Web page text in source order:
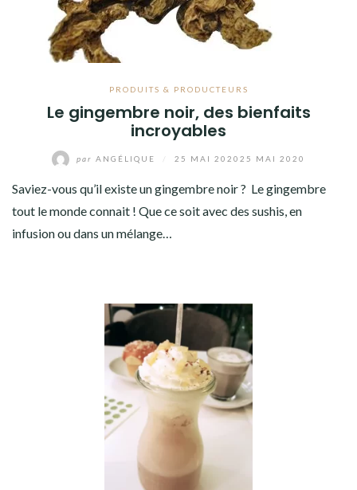
PRODUITS & PRODUCTEURS
Le gingembre noir, des bienfaits
incroyables
par ANGÉLIQUE 25 MAI 2020 25 MAI 2020
Saviez-vous qu’il existe un gingembre noir ? Le gingembre
tout le monde connait ! Que ce soit avec des sushis, en
infusion ou dans un mélange…